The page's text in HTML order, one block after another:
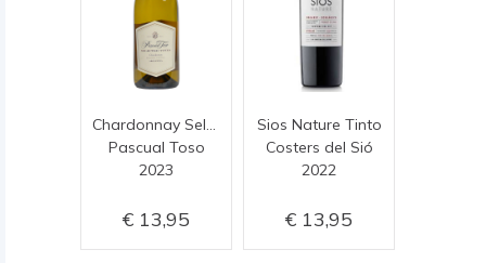
Pascual Toso
2023
13,95
Sios Nature Tinto
Costers del Sió
2022
13,95